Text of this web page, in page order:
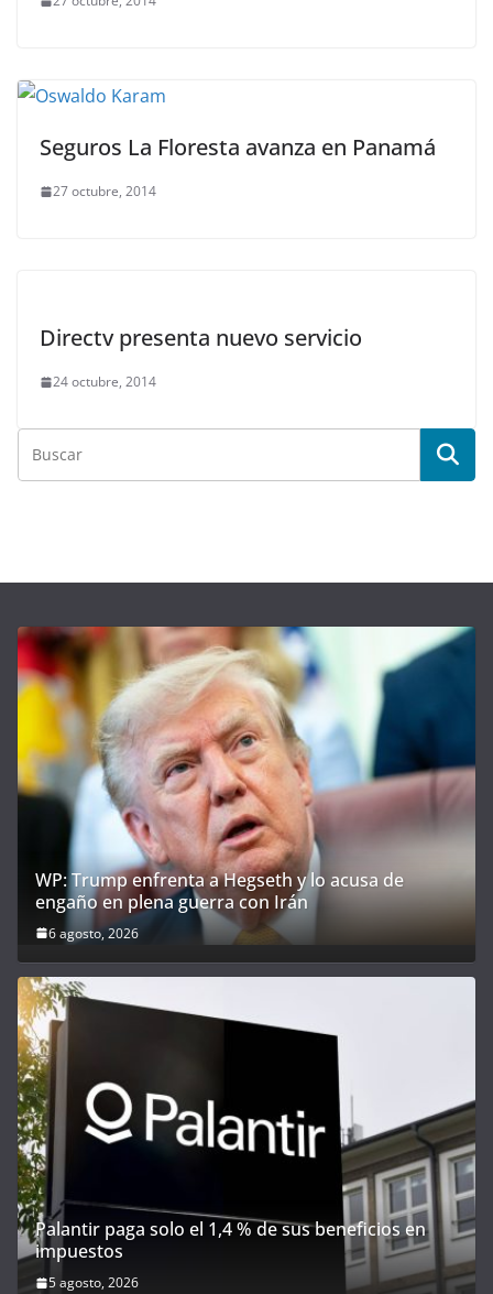
Seguros La Floresta avanza en Panamá
27 octubre, 2014
Directv presenta nuevo servicio
24 octubre, 2014
WP: Trump enfrenta a Hegseth y lo acusa de
engaño en plena guerra con Irán
6 agosto, 2026
Palantir paga solo el 1,4 % de sus beneficios en
impuestos
5 agosto, 2026